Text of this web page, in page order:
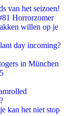
van het seizoen!
Horrorzomer
willen op je
day incoming?
in München
kan het niet stop